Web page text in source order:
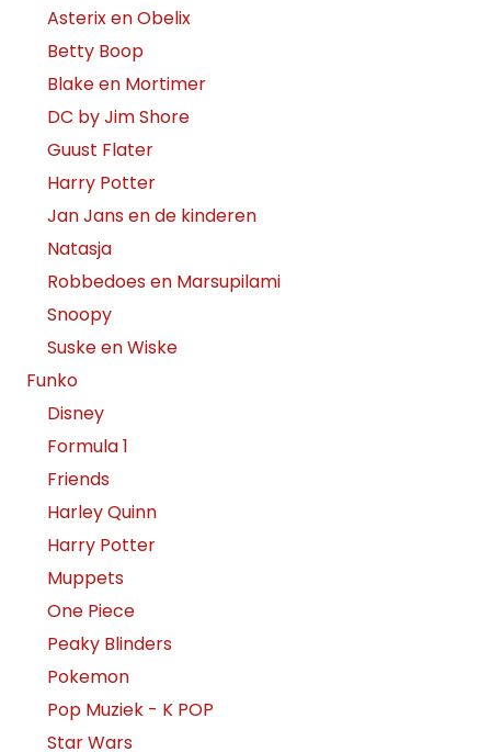
Asterix en Obelix
Betty Boop
Blake en Mortimer
DC by Jim Shore
Guust Flater
Harry Potter
Jan Jans en de kinderen
Natasja
Robbedoes en Marsupilami
Snoopy
Suske en Wiske
Funko
Disney
Formula 1
Friends
Harley Quinn
Harry Potter
Muppets
One Piece
Peaky Blinders
Pokemon
Pop Muziek - K POP
Star Wars